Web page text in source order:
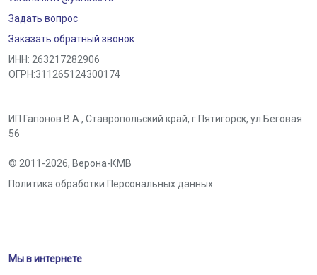
Задать вопрос
Заказать обратный звонок
ИНН: 263217282906
ОГРН:311265124300174
ИП Гапонов В.А., Ставропольский край, г.Пятигорск, ул.Беговая
56
© 2011-2026, Верона-КМВ
Политика обработки Персональных данных
Мы в интернете